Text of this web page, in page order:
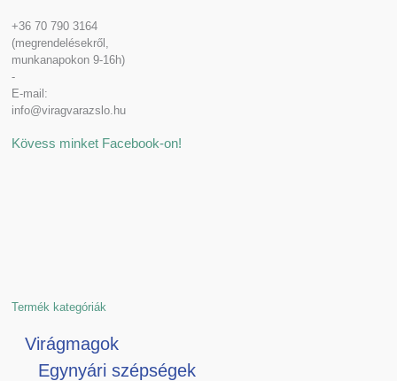
+36 70 790 3164
(megrendelésekről,
munkanapokon 9-16h)
-
E-mail:
info@viragvarazslo.hu
Kövess minket Facebook-on!
Termék kategóriák
Virágmagok
Egynyári szépségek